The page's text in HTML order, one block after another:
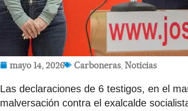
mayo 14, 2026 Carboneras,Noticias
Las declaraciones de 6 testigos, en el
malversación contra el exalcalde